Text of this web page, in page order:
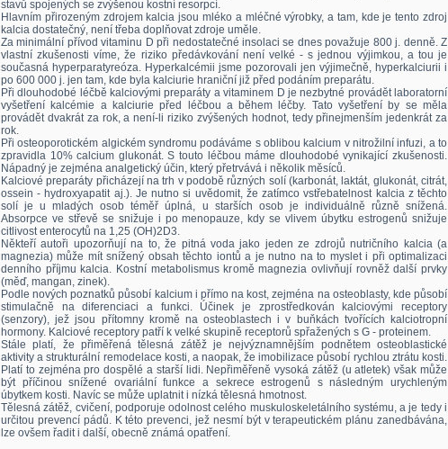
stavů spojených se zvýšenou kostní resorpcí.
Hlavním přirozeným zdrojem kalcia jsou mléko a mléčné výrobky, a tam, kde je tento zdroj
kalcia dostatečný, není třeba doplňovat zdroje uměle.
Za minimální přívod vitaminu D při nedostatečné insolaci se dnes považuje 800 j. denně. Z
vlastní zkušenosti víme, že riziko předávkování není velké - s jednou výjimkou, a tou je
současná hyperparatyreóza. Hyperkalcémii jsme pozorovali jen výjimečně, hyperkalciurii i
po 600 000 j. jen tam, kde byla kalciurie hraniční již před podáním preparátu.
Při dlouhodobé léčbě kalciovými preparáty a vitaminem D je nezbytné provádět laboratorní
vyšetření kalcémie a kalciurie před léčbou a během léčby. Tato vyšetření by se měla
provádět dvakrát za rok, a není-li riziko zvýšených hodnot, tedy přinejmenším jedenkrát za
rok.
Při osteoporotickém algickém syndromu podáváme s oblibou kalcium v nitrožilní infuzi, a to
zpravidla 10% calcium glukonát. S touto léčbou máme dlouhodobé vynikající zkušenosti.
Nápadný je zejména analgetický účin, který přetrvává i několik měsíců.
Kalciové preparáty přicházejí na trh v podobě různých solí (karbonát, laktát, glukonát, citrát,
ossein - hydroxyapatit aj.). Je nutno si uvědomit, že zatímco vstřebatelnost kalcia z těchto
solí je u mladých osob téměř úplná, u starších osob je individuálně různě snížená.
Absorpce ve střevě se snižuje i po menopauze, kdy se vlivem úbytku estrogenů snižuje
citlivost enterocytů na 1,25 (OH)2D3.
Někteří autoři upozorňují na to, že pitná voda jako jeden ze zdrojů nutričního kalcia (a
magnezia) může mít snížený obsah těchto iontů a je nutno na to myslet i při optimalizaci
denního příjmu kalcia. Kostní metabolismus kromě magnezia ovlivňují rovněž další prvky
(měď, mangan, zinek).
Podle nových poznatků působí kalcium i přímo na kost, zejména na osteoblasty, kde působí
stimulačně na diferenciaci a funkci. Účinek je zprostředkován kalciovými receptory
(senzory), jež jsou přítomny kromě na osteoblastech i v buňkách tvořících kalciotropní
hormony. Kalciové receptory patří k velké skupině receptorů spřažených s G - proteinem.
Stále platí, že přiměřená tělesná zátěž je nejvýznamnějším podnětem osteoblastické
aktivity a strukturální remodelace kosti, a naopak, že imobilizace působí rychlou ztrátu kosti.
Platí to zejména pro dospělé a starší lidi. Nepřiměřeně vysoká zátěž (u atletek) však může
být příčinou snížené ovariální funkce a sekrece estrogenů s následným urychleným
úbytkem kosti. Navíc se může uplatnit i nízká tělesná hmotnost.
Tělesná zátěž, cvičení, podporuje odolnost celého muskuloskeletálního systému, a je tedy i
určitou prevencí pádů. K této prevenci, jež nesmí být v terapeutickém plánu zanedbávána,
lze ovšem řadit i další, obecně známá opatření.